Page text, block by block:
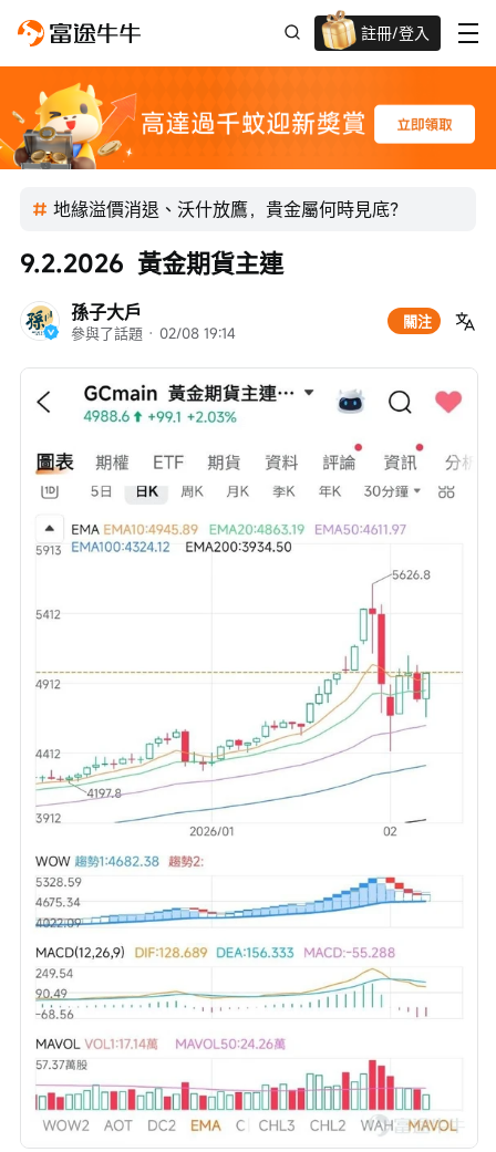
註冊/登入
迎新驚喜賞 股票/BTC等任你揀!
地緣溢價消退、沃什放鷹，貴金屬何時見底？
孫子大戶
參與了話題 · 02/08 19:14
關注
9.2.2026  黃金期貨主連